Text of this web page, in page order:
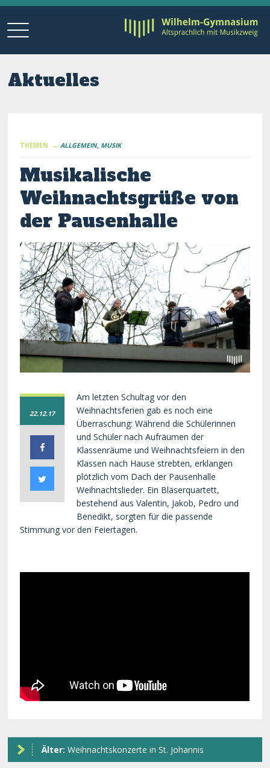
Aktuelles
THEMEN → ALLGEMEIN MUSIK
Musikalische
Weihnachtsgrüße von
der Pausenhalle
22.12.17
Am letzten Schultag vor den
Weihnachtsferien gab es noch eine
Überraschung: Während die Schülerinnen
und Schüler nach Aufräumen der
Klassenräume und Weihnachtsfeiern in den
Klassen nach Hause strebten, erklangen
plötzlich vom Dach der Pausenhalle
Weihnachtslieder. Ein Bläserquartett,
bestehend aus Valentin, Jakob, Pedro und
Benedikt, sorgten für die passende
Stimmung vor den Feiertagen.
Älter:Weihnachtskonzerte in St. Johannis